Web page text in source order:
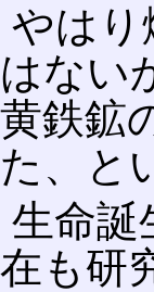
やはり
はない
黄鉄鉱
た、と
生命誕
在も研